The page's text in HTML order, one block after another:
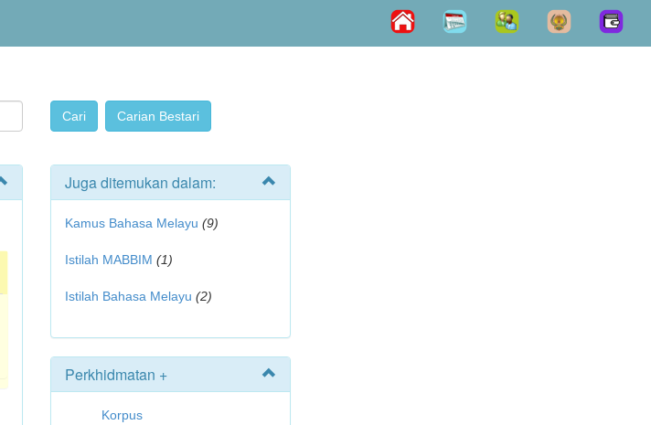
Juga ditemukan dalam:
Kamus Bahasa Melayu (9)
Istilah MABBIM (1)
Istilah Bahasa Melayu (2)
Perkhidmatan +
Korpus